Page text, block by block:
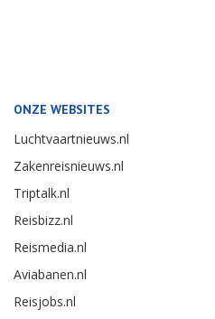
ONZE WEBSITES
Luchtvaartnieuws.nl
Zakenreisnieuws.nl
Triptalk.nl
Reisbizz.nl
Reismedia.nl
Aviabanen.nl
Reisjobs.nl